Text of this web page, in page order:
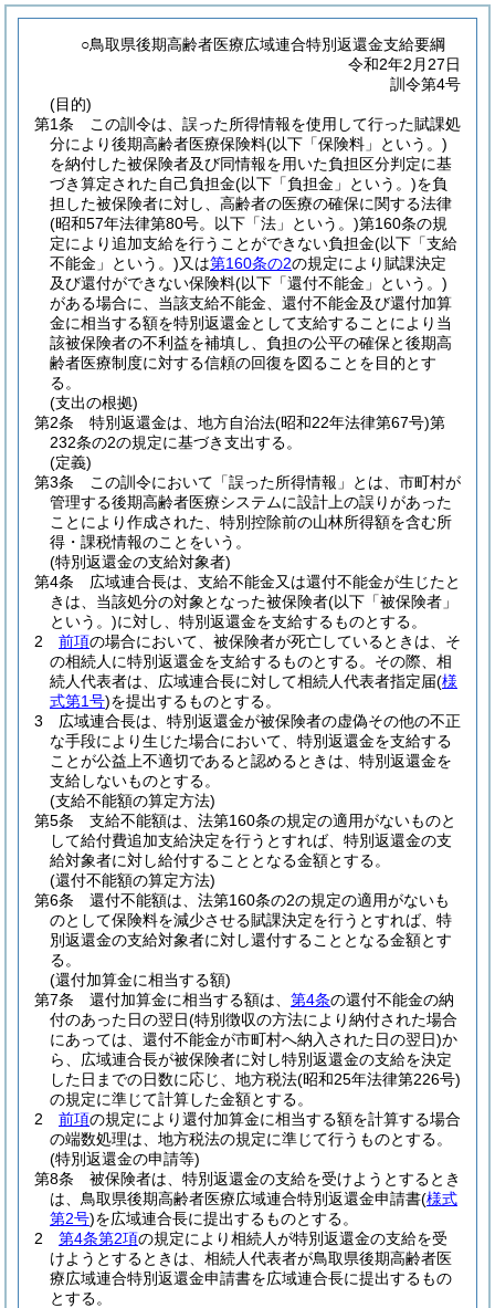
○鳥取県後期高齢者医療広域連合特別返還金支給要綱
令和2年2月27日
訓令第4号
(目的)
第1条
この訓令は、誤った所得情報を使用して行った賦課処
分により後期高齢者医療保険料(以下「保険料」という。)
を納付した被保険者及び同情報を用いた負担区分判定に基
づき算定された自己負担金(以下「負担金」という。)を負
担した被保険者に対し、高齢者の医療の確保に関する法律
(昭和57年法律第80号。以下「法」という。)第160条の規
定により追加支給を行うことができない負担金(以下「支給
不能金」という。)又は第160条の2の規定により賦課決定
及び還付ができない保険料(以下「還付不能金」という。)
がある場合に、当該支給不能金、還付不能金及び還付加算
金に相当する額を特別返還金として支給することにより当
該被保険者の不利益を補填し、負担の公平の確保と後期高
齢者医療制度に対する信頼の回復を図ることを目的とす
る。
(支出の根拠)
第2条
特別返還金は、地方自治法(昭和22年法律第67号)第
232条の2の規定に基づき支出する。
(定義)
第3条
この訓令において「誤った所得情報」とは、市町村が
管理する後期高齢者医療システムに設計上の誤りがあった
ことにより作成された、特別控除前の山林所得額を含む所
得・課税情報のことをいう。
(特別返還金の支給対象者)
第4条
広域連合長は、支給不能金又は還付不能金が生じたと
きは、当該処分の対象となった被保険者(以下「被保険者」
という。)に対し、特別返還金を支給するものとする。
2
前項の場合において、被保険者が死亡しているときは、そ
の相続人に特別返還金を支給するものとする。 その際、相
続人代表者は、広域連合長に対して相続人代表者指定届(様
式第1号)を提出するものとする。
3
広域連合長は、特別返還金が被保険者の虚偽その他の不正
な手段により生じた場合において、特別返還金を支給する
ことが公益上不適切であると認めるときは、特別返還金を
支給しないものとする。
(支給不能額の算定方法)
第5条
支給不能額は、法第160条の規定の適用がないものと
して給付費追加支給決定を行うとすれば、特別返還金の支
給対象者に対し給付することとなる金額とする。
(還付不能額の算定方法)
第6条
還付不能額は、法第160条の2の規定の適用がないも
のとして保険料を減少させる賦課決定を行うとすれば、特
別返還金の支給対象者に対し還付することとなる金額とす
る。
(還付加算金に相当する額)
第7条
還付加算金に相当する額は、 第4条の還付不能金の納
付のあった日の翌日(特別徴収の方法により納付された場合
にあっては、還付不能金が市町村へ納入された日の翌日)か
ら、広域連合長が被保険者に対し特別返還金の支給を決定
した日までの日数に応じ、地方税法(昭和25年法律第226号)
の規定に準じて計算した金額とする。
2
前項の規定により還付加算金に相当する額を計算する場合
の端数処理は、地方税法の規定に準じて行うものとする。
(特別返還金の申請等)
第8条
被保険者は、特別返還金の支給を受けようとするとき
は、鳥取県後期高齢者医療広域連合特別返還金申請書(様式
第2号)を広域連合長に提出するものとする。
2
第4条第2項の規定により相続人が特別返還金の支給を受
けようとするときは、相続人代表者が鳥取県後期高齢者医
療広域連合特別返還金申請書を広域連合長に提出するもの
とする。